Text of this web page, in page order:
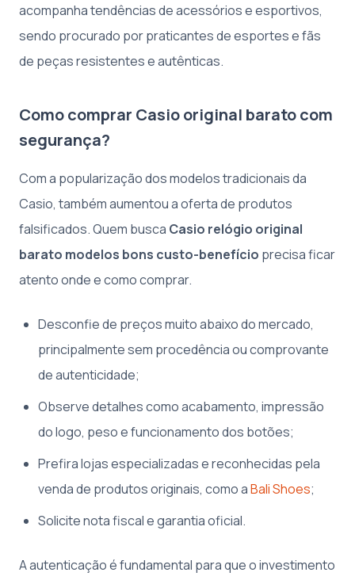
acompanha tendências de acessórios e esportivos,
sendo procurado por praticantes de esportes e fãs
de peças resistentes e autênticas.
Como comprar Casio original barato com
segurança?
Com a popularização dos modelos tradicionais da
Casio, também aumentou a oferta de produtos
falsificados. Quem busca Casio relógio original
barato modelos bons custo-benefício precisa ficar
atento onde e como comprar.
Desconfie de preços muito abaixo do mercado,
principalmente sem procedência ou comprovante
de autenticidade;
Observe detalhes como acabamento, impressão
do logo, peso e funcionamento dos botões;
Prefira lojas especializadas e reconhecidas pela
venda de produtos originais, como aBali Shoes;
Solicite nota fiscal e garantia oficial.
A autenticação é fundamental para que o investimento